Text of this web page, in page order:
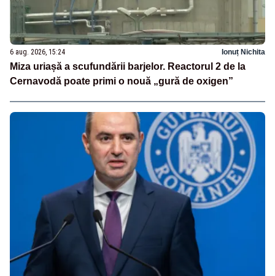
6 aug. 2026, 15:24 Ionuț Nichita
Miza uriașă a scufundării barjelor. Reactorul 2 de la
Cernavodă poate primi o nouă „gură de oxigen”